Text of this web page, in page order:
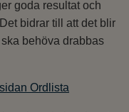
goda resultat och
bidrar till att det blir
behöva drabbas
Ordlista